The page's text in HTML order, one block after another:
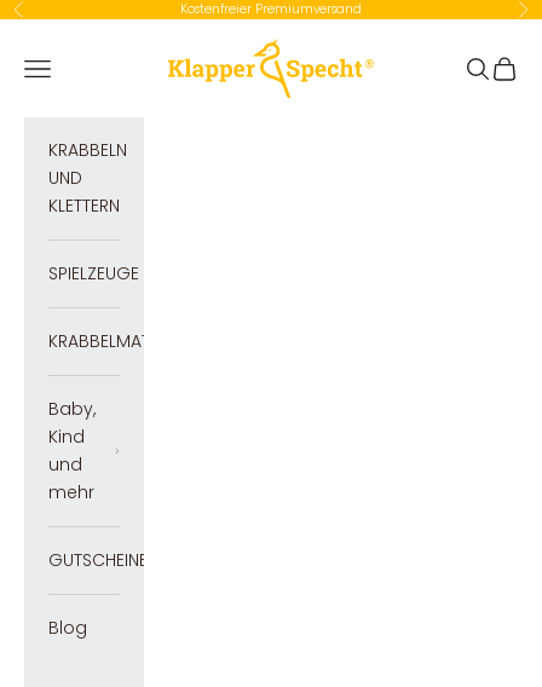
Zum Inhalt springen
Zurück Kostenfreier Premiumversand Vor
Klapperspecht GmbH
Navigationsmenü öffnen Suche
KRABBELN
UND
KLETTERN
SPIELZEUGE
KRABBELMATTEN
Baby,
Kind
und
mehr
GUTSCHEINE
Blog